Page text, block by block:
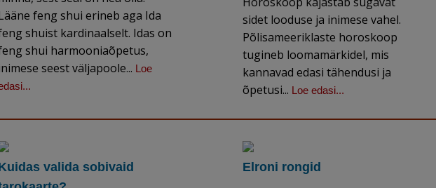
feng shui erineb aga Ida
shuist kardinaalselt. Idas on
shui harmooniaõpetus,
seest väljapoole... Loe
sidet looduse ja inimese vahel.
Põlisameeriklaste horoskoop
tugineb loomamärkidel, mis
kannavad edasi tähendusi ja
õpetusi... Loe edasi...
valida sobivaid
Elroni rongid